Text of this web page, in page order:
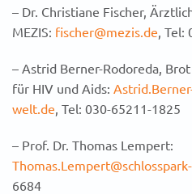
– Dr. Christiane Fischer,
MEZIS: fischer@mezis.de, Tel:
– Astrid Berner-Rodoreda,
für HIV und Aids:
welt.de, Tel: 030-65211-1825
– Prof. Dr. Thomas Lempert:
6684